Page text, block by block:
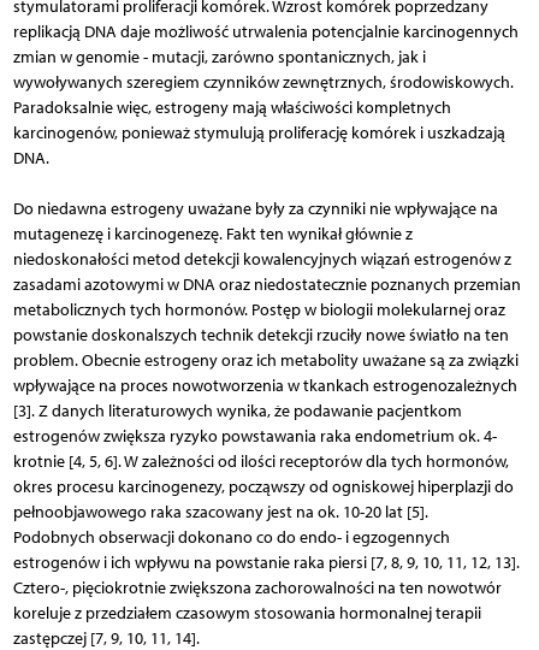
stymulatorami proliferacji komórek. Wzrost komórek poprzedzany
replikacją DNA daje możliwość utrwalenia potencjalnie karcinogennych
zmian w genomie - mutacji, zarówno spontanicznych, jak i
wywoływanych szeregiem czynników zewnętrznych, środowiskowych.
Paradoksalnie więc, estrogeny mają właściwości kompletnych
karcinogenów, ponieważ stymulują proliferację komórek i uszkadzają
DNA.
Do niedawna estrogeny uważane były za czynniki nie wpływające na
mutagenezę i karcinogenezę. Fakt ten wynikał głównie z
niedoskonałości metod detekcji kowalencyjnych wiązań estrogenów z
zasadami azotowymi w DNA oraz niedostatecznie poznanych przemian
metabolicznych tych hormonów. Postęp w biologii molekularnej oraz
powstanie doskonalszych technik detekcji rzuciły nowe światło na ten
problem. Obecnie estrogeny oraz ich metabolity uważane są za związki
wpływające na proces nowotworzenia w tkankach estrogenozależnych
[3]. Z danych literaturowych wynika, że podawanie pacjentkom
estrogenów zwiększa ryzyko powstawania raka endometrium ok. 4-
krotnie [4, 5, 6]. W zależności od ilości receptorów dla tych hormonów,
okres procesu karcinogenezy, począwszy od ogniskowej hiperplazji do
pełnoobjawowego raka szacowany jest na ok. 10-20 lat [5].
Podobnych obserwacji dokonano co do endo- i egzogennych
estrogenów i ich wpływu na powstanie raka piersi [7, 8, 9, 10, 11, 12, 13].
Cztero-, pięciokrotnie zwiększona zachorowalności na ten nowotwór
koreluje z przedziałem czasowym stosowania hormonalnej terapii
zastępczej [7, 9, 10, 11, 14].